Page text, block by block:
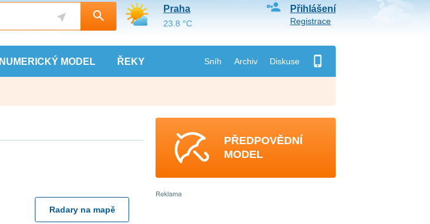
NUMERICKÝ MODEL ŘEKY Sníh Archiv Diskuse
Přihlášení
Registrace
Praha
23.8 °C
Radary na mapě
PŘEDPOVĚDNÍ
MODEL